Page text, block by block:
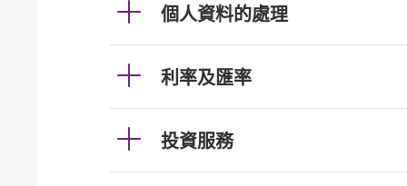
個人資料的處理
利率及匯率
投資服務